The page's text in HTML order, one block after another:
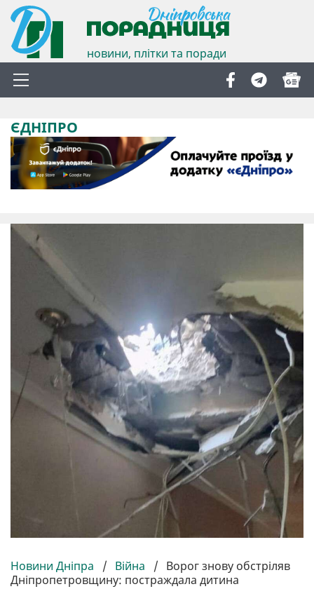
новини, плітки та поради
ЄДНІПРО
Новини Дніпра / Війна / Ворог знову обстріляв
Дніпропетровщину: постраждала дитина